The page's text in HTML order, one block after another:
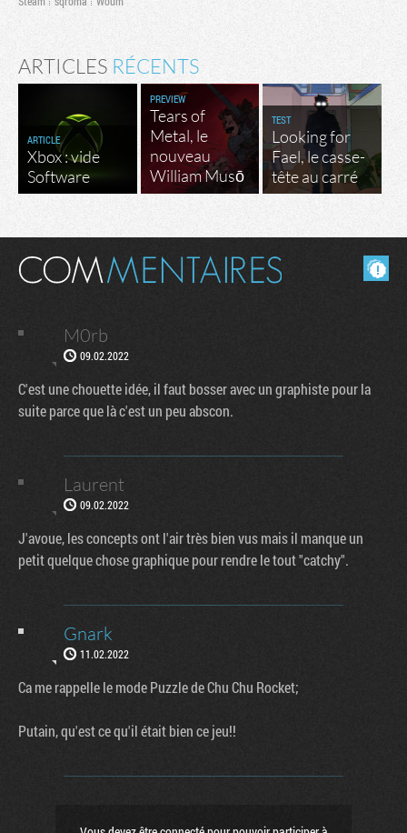
ARTICLES RÉCENTS
ARTICLE
Xbox : vide
Software
PREVIEW
Tears of
Metal, le
nouveau
William Musō
TEST
Looking for
Fael, le casse-
tête au carré
Masquer les commentaires lus.
M0rb
09.02.2022
C'est une chouette idée, il faut bosser avec un graphiste pour la
suite parce que là c'est un peu abscon.
Laurent
09.02.2022
J'avoue, les concepts ont l'air très bien vus mais il manque un
petit quelque chose graphique pour rendre le tout "catchy".
Gnark
11.02.2022
Ca me rappelle le mode Puzzle de Chu Chu Rocket;
Putain, qu'est ce qu'il était bien ce jeu!!